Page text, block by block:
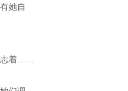
她自
着……